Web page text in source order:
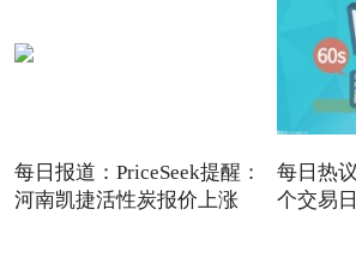
每日报道：PriceSeek提醒：
河南凯捷活性炭报价上涨
每日热
个交易